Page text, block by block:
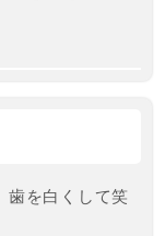
歯を白くして笑